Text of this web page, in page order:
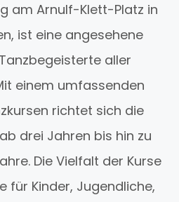
am Arnulf-Klett-Platz in
ist eine angesehene
aller
einem umfassenden
richtet sich die
drei Jahren bis hin zu
Die Vielfalt der Kurse
für Kinder, Jugendliche,